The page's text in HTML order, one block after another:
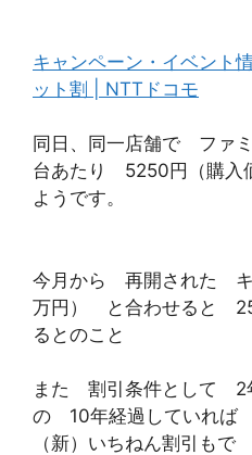
キャンペーン・イベント
ット割 | NTTドコモ
同日、同一店舗で ファ
台あたり 5250円（購入
ようです。
今月から 再開された キ
万円） と合わせると
るとのこと
また 割引条件として 2
の 10年経過していれば
（新）いちねん割引もで